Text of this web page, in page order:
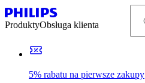
ProduktyObsługa klienta
5% rabatu na pierwsze zakupy